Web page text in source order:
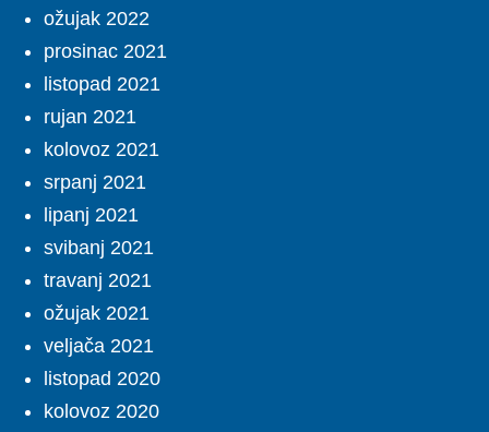
ožujak 2022
prosinac 2021
listopad 2021
rujan 2021
kolovoz 2021
srpanj 2021
lipanj 2021
svibanj 2021
travanj 2021
ožujak 2021
veljača 2021
listopad 2020
kolovoz 2020